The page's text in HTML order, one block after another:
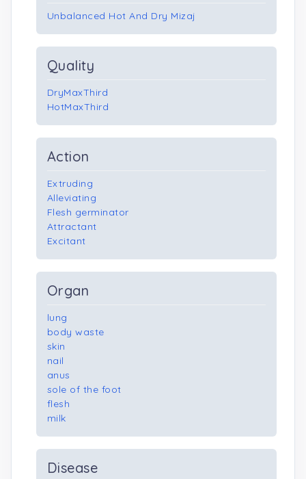
Unbalanced Hot And Dry Mizaj
Quality
DryMaxThird
HotMaxThird
Action
Extruding
Alleviating
Flesh germinator
Attractant
Excitant
Organ
lung
body waste
skin
nail
anus
sole of the foot
flesh
milk
Disease